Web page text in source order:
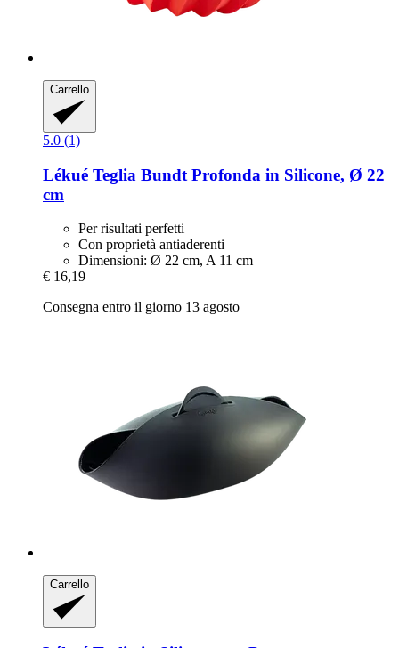
Carrello
5.0 (1)
Lékué Teglia Bundt Profonda in Silicone, Ø 22
cm
Per risultati perfetti
Con proprietà antiaderenti
Dimensioni: Ø 22 cm, A 11 cm
€ 16,19
Consegna entro il giorno 13 agosto
Carrello